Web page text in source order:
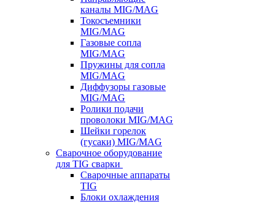
каналы MIG/MAG
Токосъемники
MIG/MAG
Газовые сопла
MIG/MAG
Пружины для сопла
MIG/MAG
Диффузоры газовые
MIG/MAG
Ролики подачи
проволоки MIG/MAG
Шейки горелок
(гусаки) MIG/MAG
Сварочное оборудование
для TIG сварки
Сварочные аппараты
TIG
Блоки охлаждения